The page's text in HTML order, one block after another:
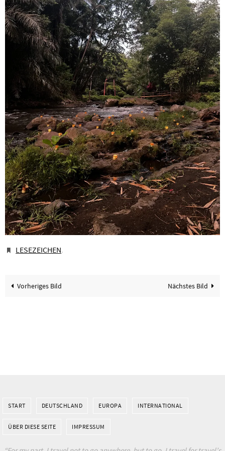
LESEZEICHEN.
Vorheriges Bild Nächstes Bild
START DEUTSCHLAND EUROPA INTERNATIONAL
ÜBER DIESE SEITE IMPRESSUM